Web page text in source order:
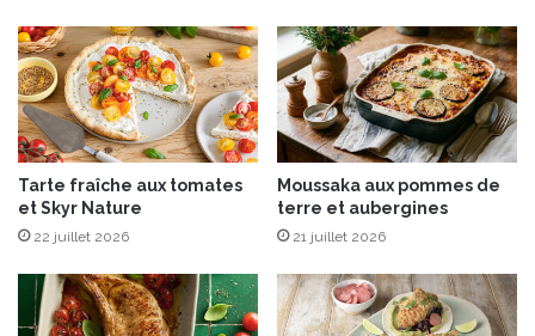
x
p
e
t
i
t
o
i
o
m
m
e
s
Tarte fraîche aux tomates
et Skyr Nature
22 juillet 2026
Moussaka aux pommes de
terre et aubergines
21 juillet 2026